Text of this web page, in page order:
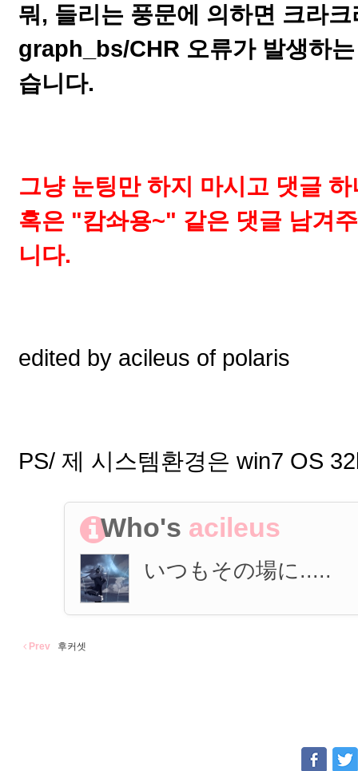
뭐, 들리는 풍문에 의하면 크라
graph_bs/CHR 오류가 발생하
습니다.
그냥 눈팅만 하지 마시고 댓글
혹은 "캄솨용~" 같은 댓글 남겨
니다.
edited by acileus of polaris
PS/ 제 시스템환경은 win7 OS
Who's acileus
いつも その場に .....
Prev 후커셋